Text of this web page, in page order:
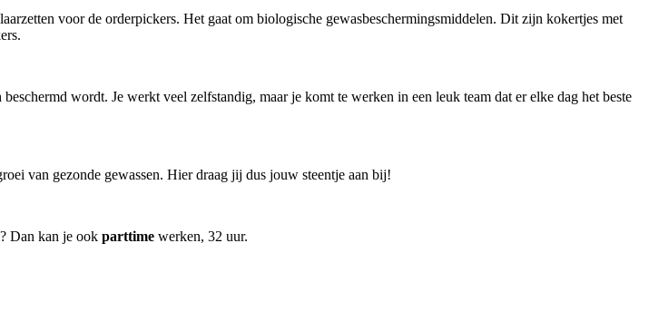
voor de orderpickers. Het gaat om biologische gewasbeschermingsmiddelen. Dit zijn kokertjes met
wordt. Je werkt veel zelfstandig, maar je komt te werken in een leuk team dat er elke dag het beste
van gezonde gewassen. Hier draag jij dus jouw steentje aan bij!
Dan kan je ook parttime werken, 32 uur.